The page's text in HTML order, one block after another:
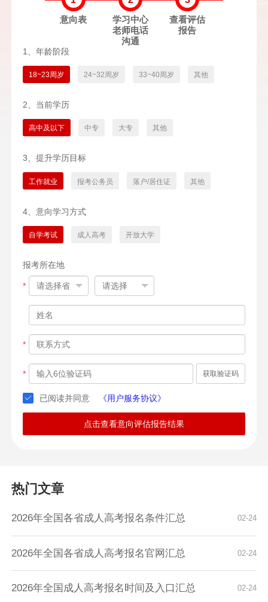
意向表
学习中心
老师电话
沟通
查看评估
报告
1、年龄阶段
18~23周岁 24~32周岁 33~40周岁 其他
2、当前学历
高中及以下 中专 大专 其他
3、提升学历目标
工作就业 报考公务员 落户/居住证 其他
4、意向学习方式
自学考试 成人高考 开放大学
报考所在地
*
*
* 获取验证码
已阅读并同意 《用户服务协议》
点击查看意向评估报告结果
热门文章
02-24
2026年全国各省成人高考报名条件汇总
02-24
2026年全国各省成人高考报名官网汇总
02-24
2026年全国成人高考报名时间及入口汇总